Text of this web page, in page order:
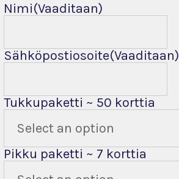
Nimi(Vaaditaan)
Sähköpostiosoite(Vaaditaan)
Tukkupaketti ~ 50 korttia
Pikku paketti ~ 7 korttia